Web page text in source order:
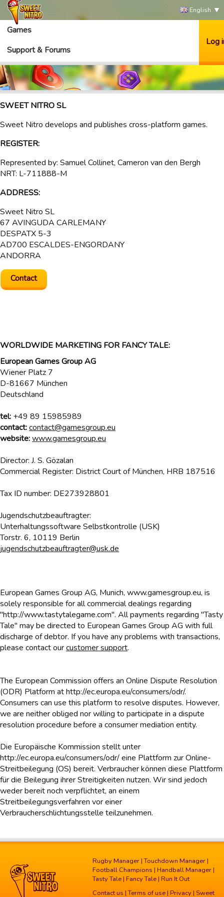
English
Games
Support & Forums
Log
SWEET NITRO SL
Sweet Nitro develops and publishes cross-platform games.
REGISTER:
Represented by: Samuel Collinet, Cameron van den Bergh
NRT: L-711888-M
ADDRESS:
Sweet Nitro SL
67 AVINGUDA CARLEMANY
DESPATX 5-3
AD700 ESCALDES-ENGORDANY
ANDORRA
Contact
WORLDWIDE MARKETING FOR FANCY TALE:
European Games Group AG
Wiener Platz 7
D-81667 München
Deutschland
tel: +49 89 15985989
contact:contact@gamesgroup.eu
website:www.gamesgroup.eu
Director: J. S. Gözalan
Commercial Register: District Court of München, HRB 187516
Tax ID number: DE273928801
Jugendschutzbeauftragter:
Unterhaltungssoftware Selbstkontrolle (USK)
Torstr. 6, 10119 Berlin
jugendschutzbeauftragter@usk.de
European Games Group AG, Munich, www.gamesgroup.eu, is
solely responsible for all commercial dealings regarding
"http://www.tastytalegame.com". All payments regarding "Tasty
Tale" may be directed to European Games Group AG with full
discharge of debtor. If you have any problems with transactions,
please contact ourcustomer support.
The European Commission offers an Online Dispute Resolution
(ODR) Platform at http://ec.europa.eu/consumers/odr/.
Consumers can use this platform to resolve disputes. However,
we are neither obliged nor willing to participate in a dispute
resolution procedure before a consumer mediation entity.
Die Europäische Kommission stellt unter
http://ec.europa.eu/consumers/odr/ eine Plattform zur Online-
Streitbeilegung (OS) bereit. Verbraucher können diese Plattform
für die Beilegung ihrer Streitigkeiten nutzen. Wir sind jedoch
weder bereit noch verpflichtet, an einem
Streitbeilegungsverfahren vor einer
Verbraucherschlichtungsstelle teilzunehmen.
Rugby Manager |Touchdown Manager |
Football Champions | Handball Manager |
Tasty Tale | Fancy Tale | Run It Out
Contact us |Terms of use | Privacy | Sweet